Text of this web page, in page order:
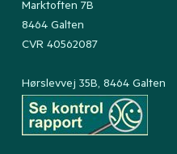
Marktoften 7B
8464 Galten
CVR 40562087
Hørslevvej 35B, 8464 Galten